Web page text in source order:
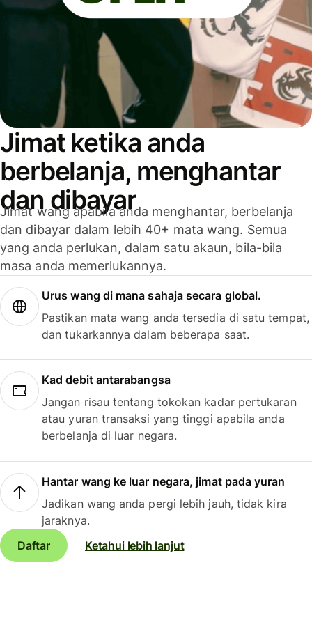
Jimat ketika anda
berbelanja, menghantar
dan dibayar
Jimat wang apabila anda menghantar, berbelanja
dan dibayar dalam lebih 40+ mata wang. Semua
yang anda perlukan, dalam satu akaun, bila-bila
masa anda memerlukannya.
Urus wang di mana sahaja secara global.
Pastikan mata wang anda tersedia di satu tempat,
dan tukarkannya dalam beberapa saat.
Kad debit antarabangsa
Jangan risau tentang tokokan kadar pertukaran
atau yuran transaksi yang tinggi apabila anda
berbelanja di luar negara.
Hantar wang ke luar negara, jimat pada yuran
Jadikan wang anda pergi lebih jauh, tidak kira
jaraknya.
Daftar
Ketahui lebih lanjut